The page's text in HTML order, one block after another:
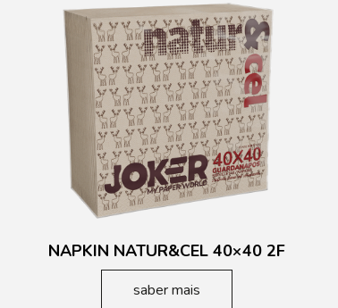
NAPKIN NATUR&CEL 40×40 2F
saber mais